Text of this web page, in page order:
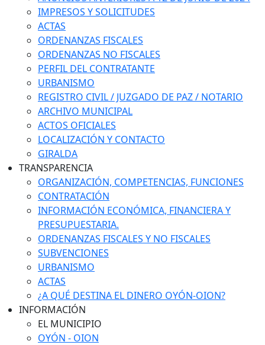
IMPRESOS Y SOLICITUDES
ACTAS
ORDENANZAS FISCALES
ORDENANZAS NO FISCALES
PERFIL DEL CONTRATANTE
URBANISMO
REGISTRO CIVIL / JUZGADO DE PAZ / NOTARIO
ARCHIVO MUNICIPAL
ACTOS OFICIALES
LOCALIZACIÓN Y CONTACTO
GIRALDA
TRANSPARENCIA
ORGANIZACIÓN, COMPETENCIAS, FUNCIONES
CONTRATACIÓN
INFORMACIÓN ECONÓMICA, FINANCIERA Y
PRESUPUESTARIA.
ORDENANZAS FISCALES Y NO FISCALES
SUBVENCIONES
URBANISMO
ACTAS
¿A QUÉ DESTINA EL DINERO OYÓN-OION?
INFORMACIÓN
EL MUNICIPIO
OYÓN - OION